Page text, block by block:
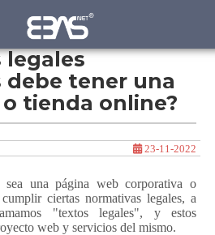
legales
debe tener una
tienda online?
23-11-2022
sea una página web corporativa o
ciertas normativas legales, a
"textos legales", y estos
web y servicios del mismo.